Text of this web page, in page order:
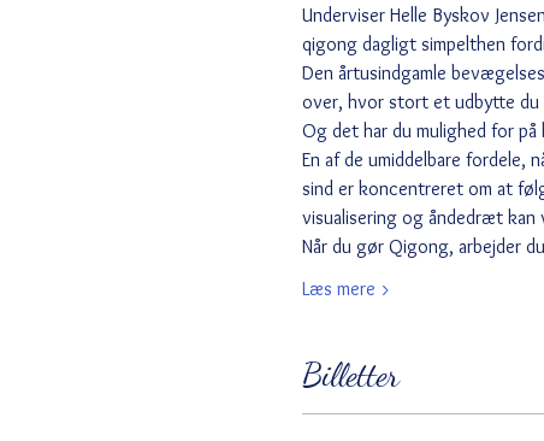
Underviser Helle Byskov
qigong dagligt simpelthen
Den årtusindgamle
over, hvor stort et udbytte
Og det har du mulighed for på
En af de umiddelbare
sind er koncentreret om at
visualisering og åndedræt kan
Når du gør Qigong, arbejder
Læs mere >
Billetter